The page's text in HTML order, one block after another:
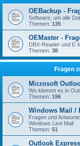
OEBackup -
Software, um alle
Themen: 135
OEMaster -
DBX-Reader und E-
Themen: 38
Fragen
Microsoft
Wo klemmt es in
Themen: 196
Windows Mail /
Fragen und
Windows Live Mail
Themen: 51
Outlook Express